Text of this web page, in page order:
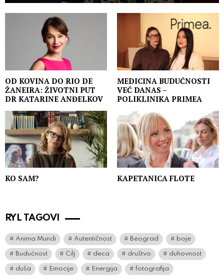
OD KOVINA DO RIO DE
ŽANEIRA: ŽIVOTNI PUT
DR KATARINE ANĐELKOV
MEDICINA BUDUĆNOSTI
VEĆ DANAS –
POLIKLINIKA PRIMEA
KO SAM? KAPETANICA FLOTE
RYL TAGOVI
Anima Mundi Autentičnost Beograd boje
Budućnost Cilj deca društvo duhovnost
duša Emocije Energija fotografija